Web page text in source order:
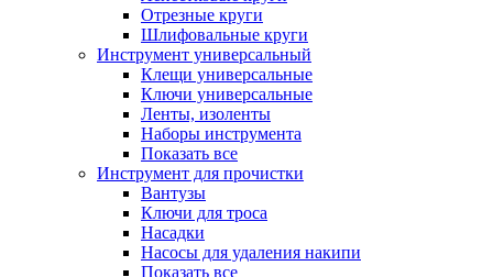
Отрезные круги
Шлифовальные круги
Инструмент универсальный
Клещи универсальные
Ключи универсальные
Ленты, изоленты
Наборы инструмента
Показать все
Инструмент для прочистки
Вантузы
Ключи для троса
Насадки
Насосы для удаления накипи
Показать все